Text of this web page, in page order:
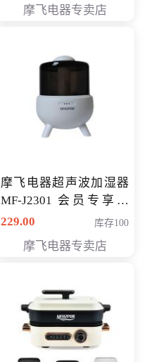
摩飞电器专卖店
摩飞电器超声波加湿器
MF-J2301 会员专享价
168元
229.00 库存100
摩飞电器专卖店